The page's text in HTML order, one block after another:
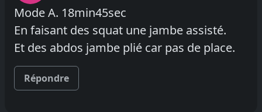
Mode A. 18min45sec
En faisant des squat une jambe assisté.
Et des abdos jambe plié car pas de place.
Répondre